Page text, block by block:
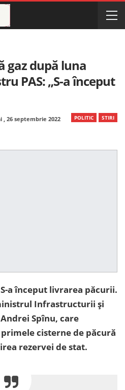
gaz după luna
PAS: „S-a început
POLITIC STIRI
, 26 septembrie 2022
a început livrarea păcurii.
Infrastructurii și
Spînu, care
cisterne de păcură
rezervei de stat.